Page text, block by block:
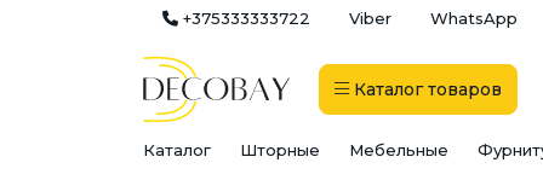
+375333333722 Viber WhatsApp
Каталог товаров
Каталог Шторные Мебельные